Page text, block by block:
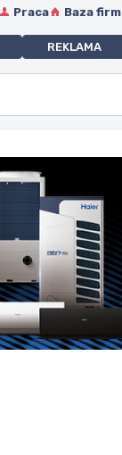
Praca Baza firm
REKLAMA